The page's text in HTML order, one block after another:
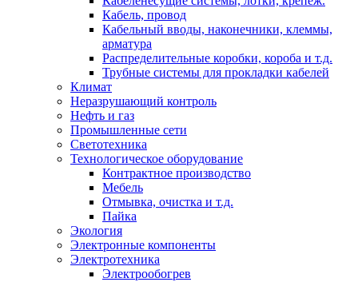
Кабель, провод
Кабельный вводы, наконечники, клеммы,
арматура
Распределительные коробки, короба и т.д.
Трубные системы для прокладки кабелей
Климат
Неразрушающий контроль
Нефть и газ
Промышленные сети
Светотехника
Технологическое оборудование
Контрактное производство
Мебель
Отмывка, очистка и т.д.
Пайка
Экология
Электронные компоненты
Электротехника
Электрообогрев